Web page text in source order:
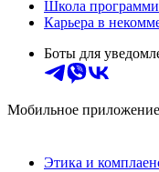
Школа
Карьера в
Боты для
Мобильное приложение
Этика и